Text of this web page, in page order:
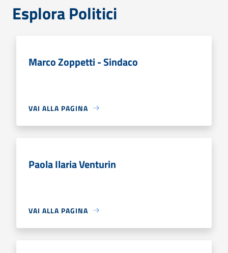
Esplora Politici
Marco Zoppetti - Sindaco
VAI ALLA PAGINA
Paola Ilaria Venturin
VAI ALLA PAGINA